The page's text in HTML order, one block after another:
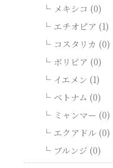
メキシコ (0)
エチオピア (1)
コスタリカ (0)
ボリビア (0)
イエメン (1)
ベトナム (0)
ミャンマー (0)
エクアドル (0)
ブルンジ (0)